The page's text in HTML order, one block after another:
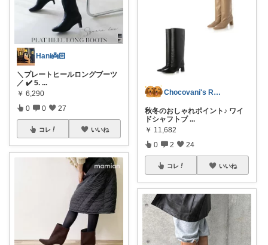
Hani👼🏻
＼プレートヒールロングブーツ
／ ✔️ 5. ...
￥ 6,290
0 0 27
コレ いいね
Chocovani's ROOM★
秋冬のおしゃれポイント♪ ワイ
ドシャフトブ ...
￥ 11,682
0 2 24
コレ いいね